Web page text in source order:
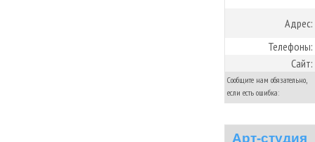
Адрес:
Телефоны:
Сайт:
Сообщите нам обязательно,
если есть ошибка:
Арт-студия